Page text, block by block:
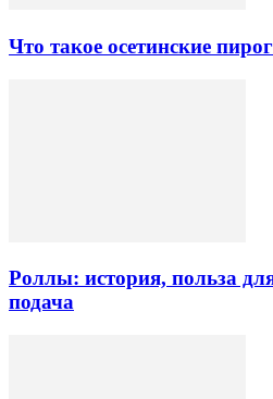
Что такое осетинские
Роллы: история, польза
подача